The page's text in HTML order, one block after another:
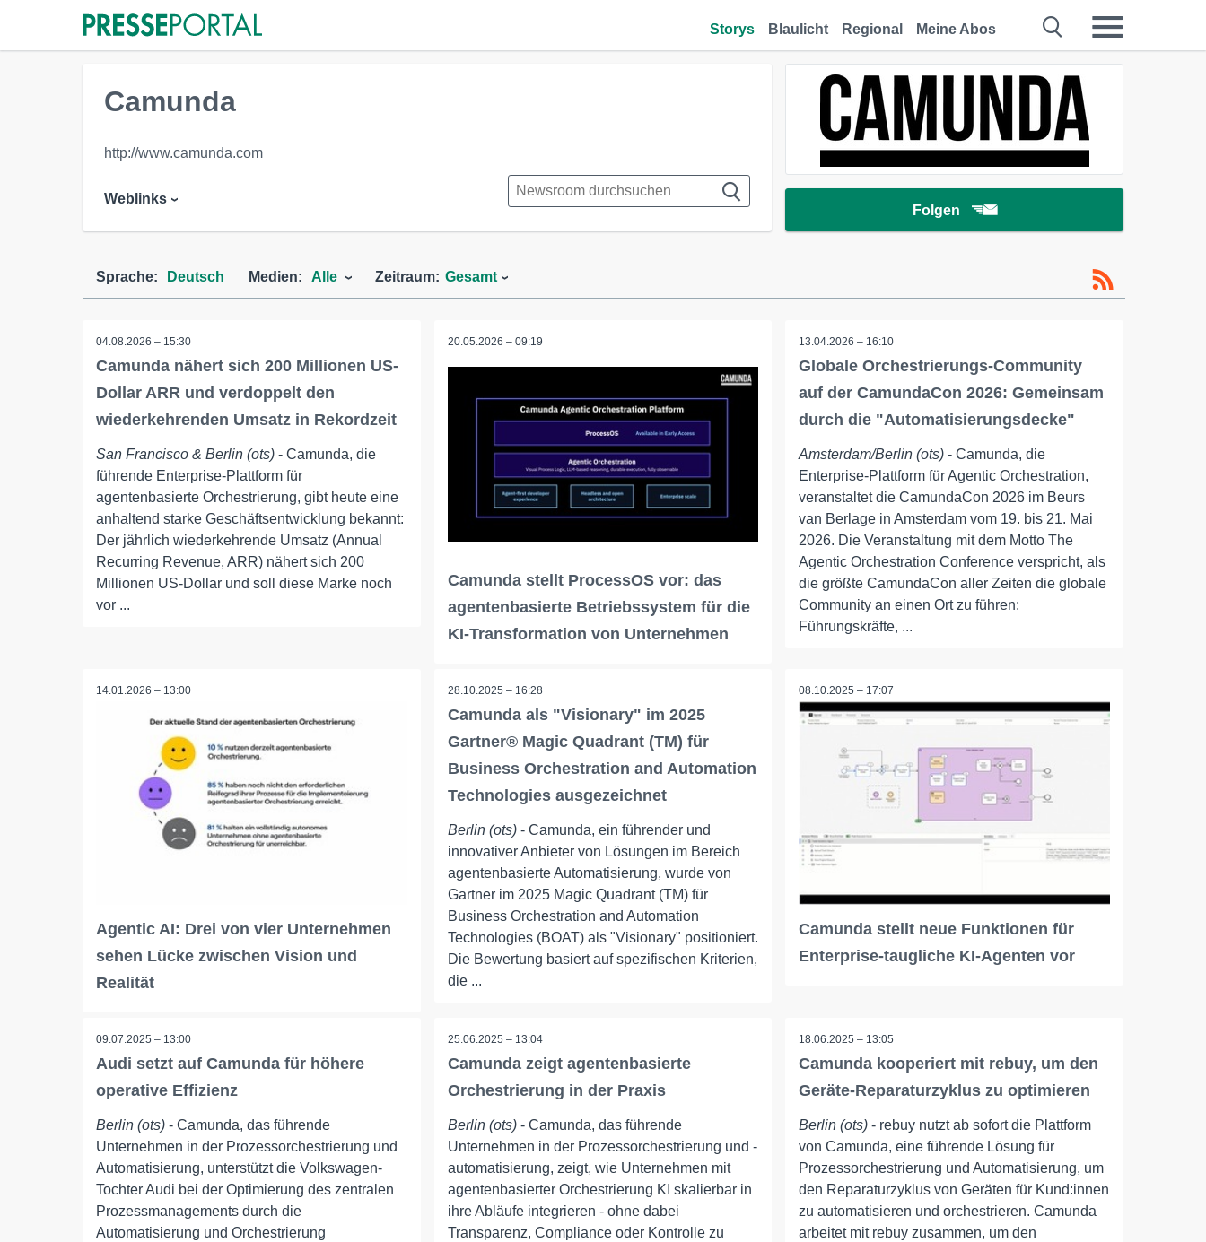
Storys Blaulicht Regional Meine Abos
Folgen
Camunda
http://www.camunda.com
Weblinks
Sprache: Deutsch Medien: Alle Zeitraum: Gesamt
04.08.2026 – 15:30
Camunda nähert sich 200 Millionen US-
Dollar ARR und verdoppelt den
wiederkehrenden Umsatz in Rekordzeit
San Francisco & Berlin (ots) - Camunda, die
führende Enterprise-Plattform für
agentenbasierte Orchestrierung, gibt heute eine
anhaltend starke Geschäftsentwicklung bekannt:
Der jährlich wiederkehrende Umsatz (Annual
Recurring Revenue, ARR) nähert sich 200
Millionen US-Dollar und soll diese Marke noch
vor ...
20.05.2026 – 09:19
Camunda stellt ProcessOS vor: das
agentenbasierte Betriebssystem für die
KI-Transformation von Unternehmen
13.04.2026 – 16:10
Globale Orchestrierungs-Community
auf der CamundaCon 2026: Gemeinsam
durch die "Automatisierungsdecke"
Amsterdam/Berlin (ots) - Camunda, die
Enterprise-Plattform für Agentic Orchestration,
veranstaltet die CamundaCon 2026 im Beurs
van Berlage in Amsterdam vom 19. bis 21. Mai
2026. Die Veranstaltung mit dem Motto The
Agentic Orchestration Conference verspricht, als
die größte CamundaCon aller Zeiten die globale
Community an einen Ort zu führen:
Führungskräfte, ...
14.01.2026 – 13:00
Agentic AI: Drei von vier Unternehmen
sehen Lücke zwischen Vision und
Realität
28.10.2025 – 16:28
Camunda als "Visionary" im 2025
Gartner® Magic Quadrant (TM) für
Business Orchestration and Automation
Technologies ausgezeichnet
Berlin (ots)- Camunda, ein führender und
innovativer Anbieter von Lösungen im Bereich
agentenbasierte Automatisierung, wurde von
Gartner im 2025 Magic Quadrant (TM) für
Business Orchestration and Automation
Technologies (BOAT) als "Visionary" positioniert.
Die Bewertung basiert auf spezifischen Kriterien,
die ...
08.10.2025 – 17:07
Camunda stellt neue Funktionen für
Enterprise-taugliche KI-Agenten vor
09.07.2025 – 13:00
Audi setzt auf Camunda für höhere
operative Effizienz
Berlin (ots) - Camunda, das führende
Unternehmen in der Prozessorchestrierung und
Automatisierung, unterstützt die Volkswagen-
Tochter Audi bei der Optimierung des zentralen
Prozessmanagements durch die
Automatisierung und Orchestrierung
25.06.2025 – 13:04
Camunda zeigt agentenbasierte
Orchestrierung in der Praxis
Berlin (ots)- Camunda, das führende
Unternehmen in der Prozessorchestrierung und -
automatisierung, zeigt, wie Unternehmen mit
agentenbasierter Orchestrierung KI skalierbar in
ihre Abläufe integrieren - ohne dabei
Transparenz, Compliance oder Kontrolle zu
18.06.2025 – 13:05
Camunda kooperiert mit rebuy, um den
Geräte-Reparaturzyklus zu optimieren
Berlin (ots) - rebuy nutzt ab sofort die Plattform
von Camunda, eine führende Lösung für
Prozessorchestrierung und Automatisierung, um
den Reparaturzyklus von Geräten für Kund:innen
zu automatisieren und orchestrieren. Camunda
arbeitet mit rebuy zusammen, um den